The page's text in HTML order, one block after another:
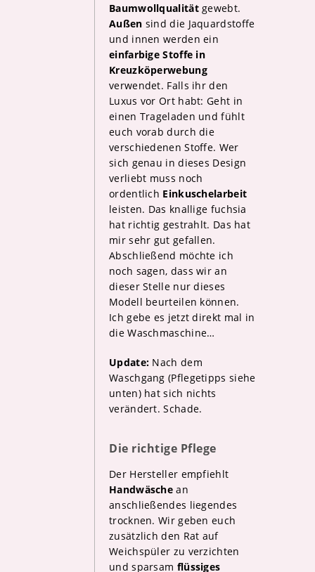
Baumwollqualitätgewebt.
Außen sind die Jaquardstoffe
und innen werden ein
einfarbige Stoffe in
Kreuzköperwebung
verwendet. Falls ihr den
Luxus vor Ort habt: Geht in
einen Trageladen und fühlt
euch vorab durch die
verschiedenen Stoffe. Wer
sich genau in dieses Design
verliebt muss noch
ordentlich Einkuschelarbeit
leisten. Das knallige fuchsia
hat richtig gestrahlt. Das hat
mir sehr gut gefallen.
Abschließend möchte ich
noch sagen, dass wir an
dieser Stelle nur dieses
Modell beurteilen können.
Ich gebe es jetzt direkt mal in
die Waschmaschine…
Update: Nach dem
Waschgang (Pflegetipps siehe
unten) hat sich nichts
verändert. Schade.
Die richtige Pflege
Der Hersteller empfiehlt
Handwäsche an
anschließendes liegendes
trocknen. Wir geben euch
zusätzlich den Rat auf
Weichspüler zu verzichten
und sparsam flüssiges